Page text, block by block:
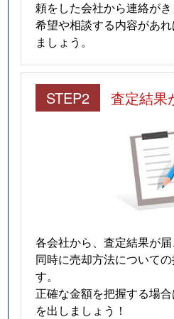
頼をした会社から連絡がき
希望や相談する内容があ
ましょう。
STEP2 査定結果
各会社から、査定結果が届
同時に売却方法について
す。
正確な金額を把握する場
を出しましょう！